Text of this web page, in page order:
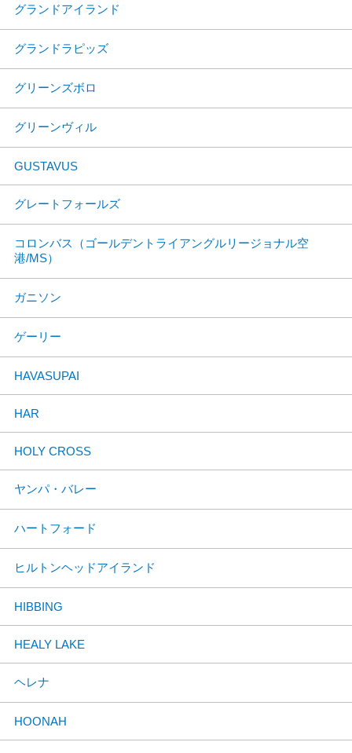
グランドアイランド
グランドラピッズ
グリーンズボロ
グリーンヴィル
GUSTAVUS
グレートフォールズ
コロンバス（ゴールデントライアングルリージョナル空
港/MS）
ガニソン
ゲーリー
HAVASUPAI
HAR
HOLY CROSS
ヤンパ・バレー
ハートフォード
ヒルトンヘッドアイランド
HIBBING
HEALY LAKE
ヘレナ
HOONAH